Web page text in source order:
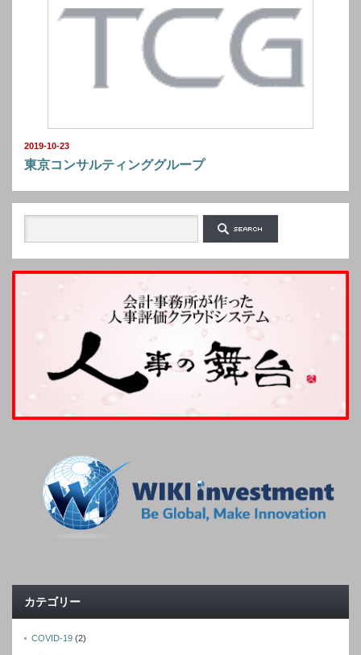
2019-10-23
東京コンサルティンググループ
カテゴリー
COVID-19 (2)